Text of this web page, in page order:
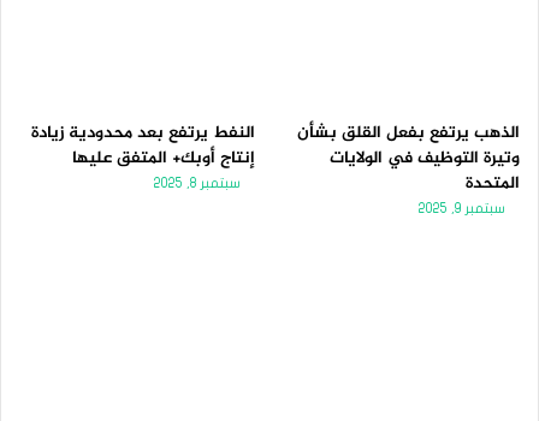
الذهب يرتفع بفعل القلق بشأن
وتيرة التوظيف في الولايات
المتحدة
سبتمبر 9, 2025
النفط يرتفع بعد محدودية زيادة
إنتاج أوبك+ المتفق عليها
سبتمبر 8, 2025